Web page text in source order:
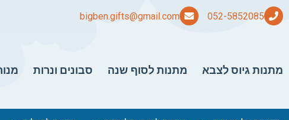
bigben.gifts@gmail.com
מתנות גיוס לצבא מתנות לסוף שנה סבונים ונרות